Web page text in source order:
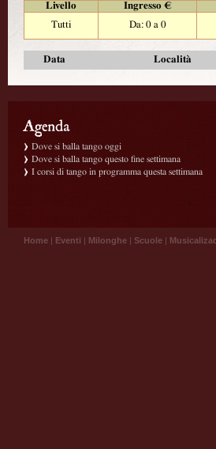
Livello
Ingresso €
Tutti
Da: 0 a 0
Data Località
Dove si balla tango oggi
Dove si balla tango questo fine settimana
I corsi di tango in programma questa settimana
Home | Eventi | Milonghe | Scuole |